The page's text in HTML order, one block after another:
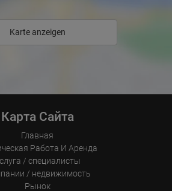
Karte anzeigen
Карта Сайта
Главная
Pабота И Аренда
/ специалисты
/ недвижимость
Рынок